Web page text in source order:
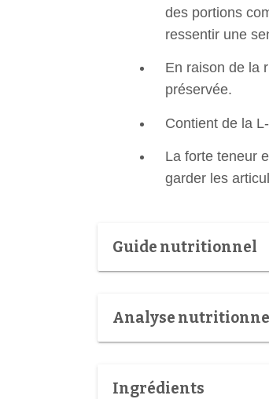
des portions
ressentir une
En raison de la
préservée.
Contient de la
La forte teneur
garder les
Guide nutritionnel
Analyse
Ingrédients